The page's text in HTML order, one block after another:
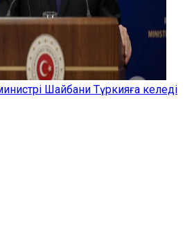
Шайбани Түркияға келеді